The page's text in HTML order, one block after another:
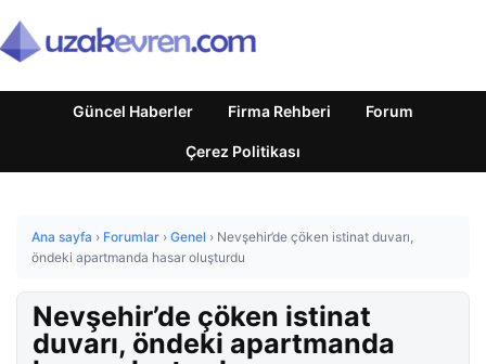
Güncel Haberler Firma Rehberi Forum
Çerez Politikası
Ana sayfa › Forumlar › Genel › Nevşehir’de çöken istinat duvarı,
öndeki apartmanda hasar oluşturdu
Nevşehir’de çöken istinat
duvarı, öndeki apartmanda